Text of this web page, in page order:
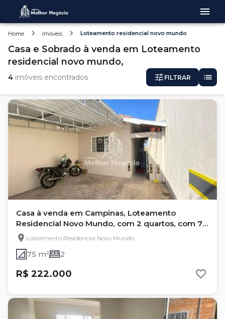
Home Imóveis Loteamento residencial novo mundo
Casa e Sobrado à venda em Loteamento
residencial novo mundo,
4 imóveis encontrados FILTRAR
Casa à venda em Campinas, Loteamento
Residencial Novo Mundo, com 2 quartos, com 75
m²Loteamento Residencial Novo Mundo
75 m² 2
R$ 222.000